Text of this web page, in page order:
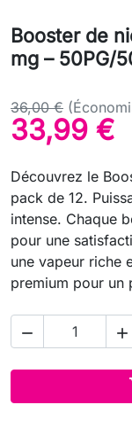
Booster de
mg – 50PG/
36,00 €
33,99 €
Découvrez le
pack de 12.
intense. Chaque
pour une
une vapeur riche
premium pour un
 